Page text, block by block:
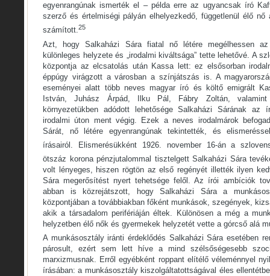
egyenrangúnak ismerték el – példa erre az ugyancsak író
szerző és értelmiségi pályán elhelyezkedő, függetlenül élő nő
számított.25
Azt, hogy Salkaházi Sára fiatal nő létére megélhessen
különleges helyzete és „irodalmi kiváltsága” tette lehetővé. A
központja az elcsatolás után Kassa lett: ez elsősorban
éppúgy virágzott a városban a színjátszás is. A
eseményei alatt több neves magyar író és költő emigrált
István, Juhász Árpád, Ilku Pál, Fábry Zoltán,
környezetükben adódott lehetősége Salkaházi Sárának az
irodalmi úton ment végig. Ezek a neves irodalmárok
Sárát, nő létére egyenrangúnak tekintették, és
írásairól. Elismerésükként 1926. november 16-án a
ötszáz korona pénzjutalommal tisztelgett Salkaházi Sára
volt lényeges, hiszen rögtön az első regényét illették ilyen
Sára megerősítést nyert tehetsége felől. Az írói ambíciók
abban is közrejátszott, hogy Salkaházi Sára a
központjában a továbbiakban főként munkások, szegények,
akik a társadalom perifériáján éltek. Különösen a még a
helyzetben élő nők és gyermekek helyzetét vette a górcső alá
A munkásosztály iránti érdeklődés Salkaházi Sára esetében
párosult, ezért sem lett híve a mind szélsőségesebb
marxizmusnak. Erről egyébként roppant elítélő véleménnyel
írásában: a munkásosztály kiszolgáltatottságával éles